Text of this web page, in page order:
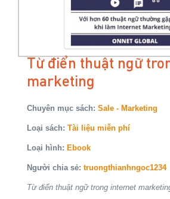
Từ điển thuật ngữ
marketing
Chuyên mục sách: Sale - Marketing
Loại sách: Tài liệu miễn phí
Loại hình: Ebook
Người chia sẻ: truongthianhngoc1234
Từ điển thuật ngữ trong internet